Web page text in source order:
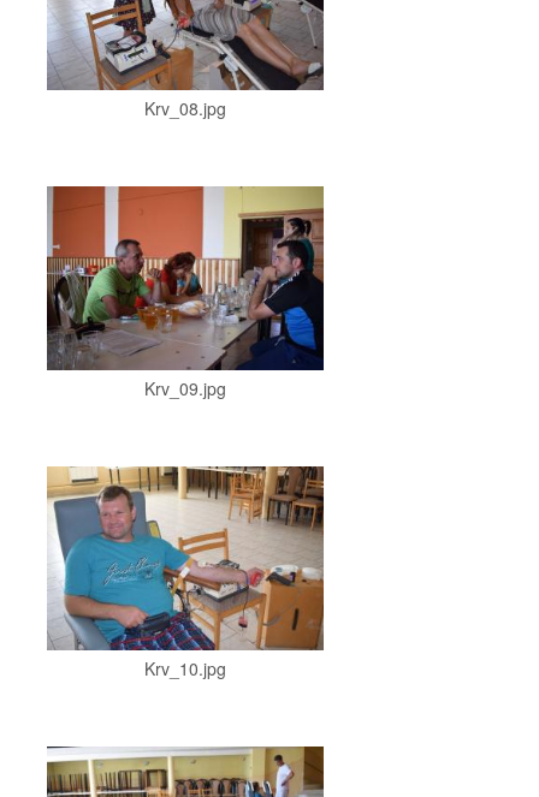
Krv_08.jpg
Krv_09.jpg
Krv_10.jpg